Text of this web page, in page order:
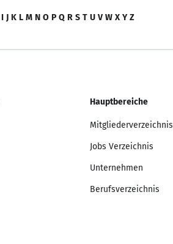
I J K L M N O P Q R S T U V W X Y Z
Hauptbereiche
Mitgliederverzeichnis
Jobs Verzeichnis
Unternehmen
Berufsverzeichnis